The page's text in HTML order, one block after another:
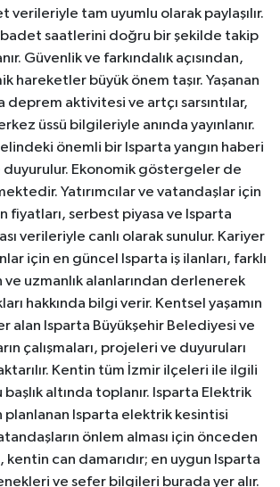
verileriyle tam uyumlu olarak paylaşılır.
saatlerini doğru bir şekilde takip
Güvenlik ve farkındalık açısından,
hareketler büyük önem taşır. Yaşanan
deprem aktivitesi ve artçı sarsıntılar,
üssü bilgileriyle anında yayınlanır.
önemli bir Isparta yangın haberi
Ekonomik göstergeler de
Yatırımcılar ve vatandaşlar için
fiyatları, serbest piyasa ve Isparta
verileriyle canlı olarak sunulur. Kariyer
için en güncel Isparta iş ilanları, farklı
uzmanlık alanlarından derlenerek
hakkında bilgi verir. Kentsel yaşamın
alan Isparta Büyükşehir Belediyesi ve
çalışmaları, projeleri ve duyuruları
Kentin tüm İzmir ilçeleri ile ilgili
altında toplanır. Isparta Elektrik
planlanan Isparta elektrik kesintisi
önlem alması için önceden
kentin can damarıdır; en uygun Isparta
ve sefer bilgileri burada yer alır.